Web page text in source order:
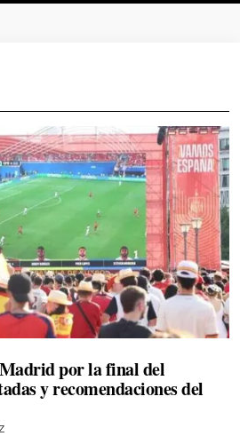
por la final del
y recomendaciones del